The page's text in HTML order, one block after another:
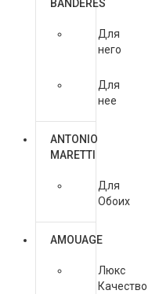
BANDERES
Для
него
Для
нее
ANTONIO
MARETTI
Для
Обоих
AMOUAGE
Люкс
Качество